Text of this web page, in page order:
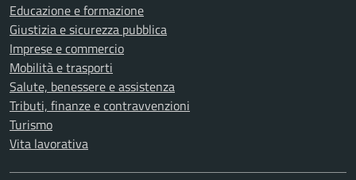
Educazione e formazione
Giustizia e sicurezza pubblica
Imprese e commercio
Mobilità e trasporti
Salute, benessere e assistenza
Tributi, finanze e contravvenzioni
Turismo
Vita lavorativa